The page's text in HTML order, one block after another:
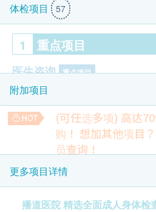
体检项目 57
1 重点项目
医生咨询 重点项目
全科医生会诊(兩次) - 首次检
心脏检查 重点项目
静卧心电图
肺功能 重点项目
附加项目
(可任选多项) 高达
购！ 想加其他项目
员查询！
甲乙型肝炎组合筛查
包括：乙型肝炎表面抗原、乙型
IgG抗体
HK$640.0
更多项目详情
播道医院 精选全面成人身体检